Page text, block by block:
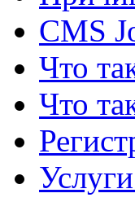
CMS
Что
Что